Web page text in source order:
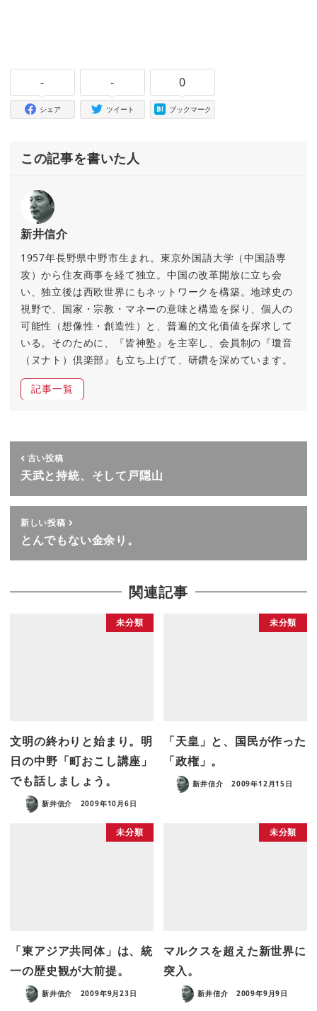
-
シェア
-
ツイート
0
ブックマーク
この記事を書いた人
新井信介
1957年長野県中野市生まれ。東京外国語大学（中国語専
攻）から住友商事を経て独立。中国の改革開放に立ち会
い、独立後は西欧世界にもネットワークを構築。地球史の
視野で、国家・宗教・マネーの意味と構造を探り、個人の
可能性（想像性・創造性）と、普遍的文化価値を探求して
いる。そのために、『皆神塾』を主宰し、会員制の『瓊音
（ヌナト）倶楽部』も立ち上げて、研鑽を深めています。
記事一覧
古い投稿
天武と持統、そして戸隠山
新しい投稿
とんでもない金余り。
関連記事
未分類
文明の終わりと始まり。明
日の中野「町おこし講座」
でも話しましょう。
新井信介 2009年10月6日
未分類
「天皇」と、国民が作った
「政権」。
新井信介 2009年12月15日
未分類
「東アジア共同体」は、統
一の歴史観が大前提。
新井信介 2009年9月23日
未分類
マルクスを超えた新世界に
突入。
新井信介 2009年9月9日